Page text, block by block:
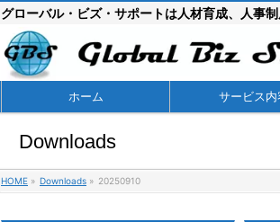
グローバル・ビズ・サポートは人材育成、人事
ホーム サービス内
Downloads
HOME » Downloads » 20250910